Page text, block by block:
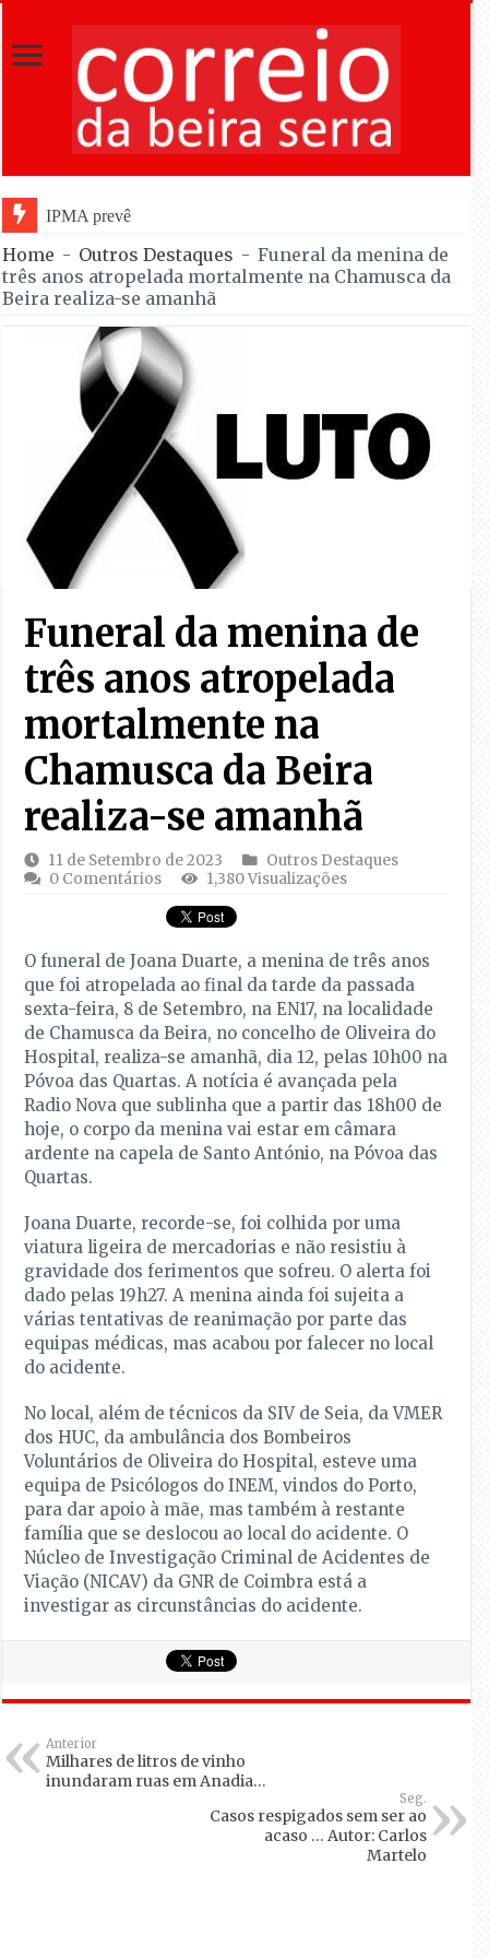
IPMA prevê céu pouco nublado para obser
Home - Outros Destaques - Funeral da menina de
três anos atropelada mortalmente na Chamusca da
Beira realiza-se amanhã
Funeral da menina de
três anos atropelada
mortalmente na
Chamusca da Beira
realiza-se amanhã
11 de Setembro de 2023
Outros Destaques
0 Comentários
1,380 Visualizações
O funeral de Joana Duarte, a menina de três anos
que foi atropelada ao final da tarde da passada
sexta-feira, 8 de Setembro, na EN17, na localidade
de Chamusca da Beira, no concelho de Oliveira do
Hospital, realiza-se amanhã, dia 12, pelas 10h00 na
Póvoa das Quartas. A notícia é avançada pela
Radio Nova que sublinha que a partir das 18h00 de
hoje, o corpo da menina vai estar em câmara
ardente na capela de Santo António, na Póvoa das
Quartas.
Joana Duarte, recorde-se, foi colhida por uma
viatura ligeira de mercadorias e não resistiu à
gravidade dos ferimentos que sofreu. O alerta foi
dado pelas 19h27. A menina ainda foi sujeita a
várias tentativas de reanimação por parte das
equipas médicas, mas acabou por falecer no local
do acidente.
No local, além de técnicos da SIV de Seia, da VMER
dos HUC, da ambulância dos Bombeiros
Voluntários de Oliveira do Hospital, esteve uma
equipa de Psicólogos do INEM, vindos do Porto,
para dar apoio à mãe, mas também à restante
família que se deslocou ao local do acidente. O
Núcleo de Investigação Criminal de Acidentes de
Viação (NICAV) da GNR de Coimbra está a
investigar as circunstâncias do acidente.
Anterior
Milhares de litros de vinho
inundaram ruas em Anadia…
Seg.
Casos respigados sem ser ao
acaso … Autor: Carlos
Martelo